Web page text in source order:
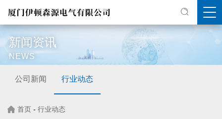
新闻资讯
NEWS
公司新闻 行业动态
首页 - 行业动态